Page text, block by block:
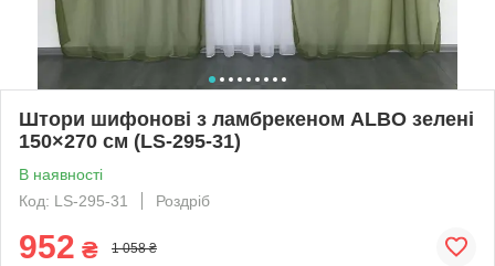
Штори шифонові з ламбрекеном ALBO зелені
150×270 см (LS-295-31)
В наявності
Код: LS-295-31
Роздріб
952 ₴ 1 058 ₴